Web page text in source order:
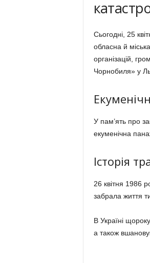
Сьогодні, 25
обласна й
організацій,
Чорнобиля» у
У пам’ять про
екуменічна
Історія
26 квітня 1986
забрала життя
В Україні
а також